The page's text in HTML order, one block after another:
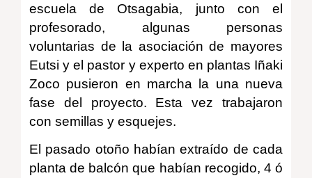
escuela de Otsagabia, junto con el
profesorado, algunas personas
voluntarias de la asociación de mayores
Eutsi y el pastor y experto en plantas Iñaki
Zoco pusieron en marcha la una nueva
fase del proyecto. Esta vez trabajaron
con semillas y esquejes.
El pasado otoño habían extraído de cada
planta de balcón que habían recogido, 4 ó